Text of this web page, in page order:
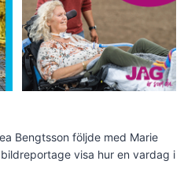
Bengtsson följde med Marie
visa hur en vardag i